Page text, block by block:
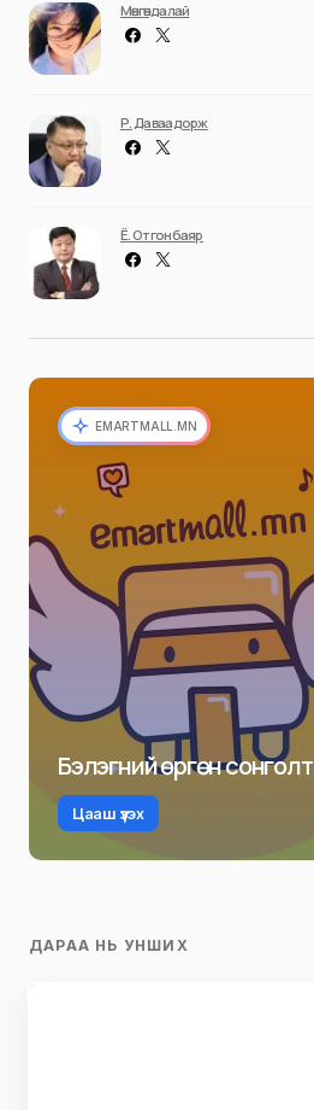
Мөнгөндалай
Р. Даваадорж
Ё. Отгонбаяр
EMARTMALL.MN
Бэлэгний өргөн сонголт
Цааш үзэх
ДАРАА НЬ УНШИХ